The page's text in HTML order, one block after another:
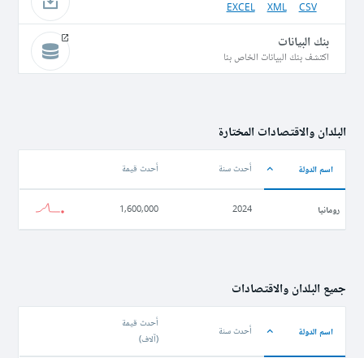
CSV
XML
EXCEL
بنك البيانات
اكتشف بنك البيانات الخاص بنا
البلدان والاقتصادات المختارة
اسم الدولة أحدث سنة أحدث قيمة
رومانيا 2024
1,600,000
جميع البلدان والاقتصادات
اسم الدولة أحدث سنة
أحدث قيمة
(آلاف)